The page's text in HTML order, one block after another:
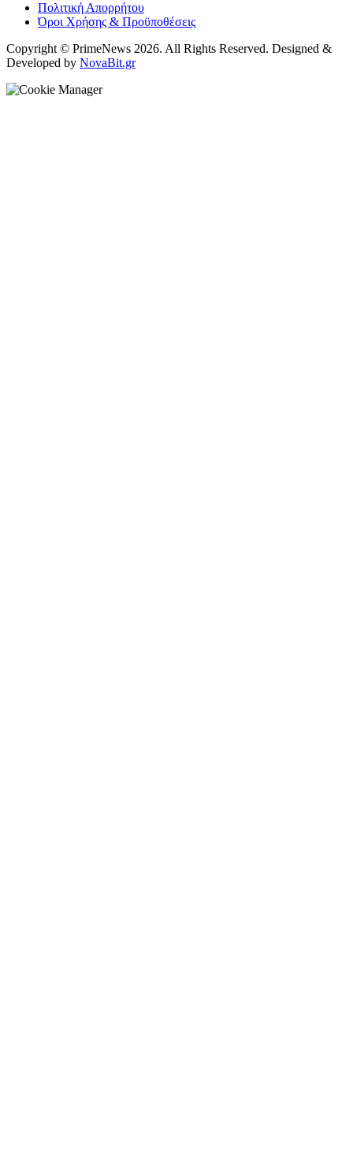
Πολιτική Απορρήτου
Όροι Χρήσης & Προϋποθέσεις
Copyright © PrimeNews 2026. All Rights Reserved. Designed &
Developed by NovaBit.gr